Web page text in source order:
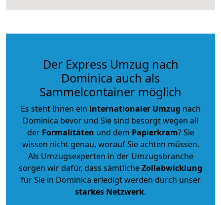
Der Express Umzug nach
Dominica auch als
Sammelcontainer möglich
Es steht Ihnen ein internationaler Umzug nach
Dominica bevor und Sie sind besorgt wegen all
der Formalitäten und dem Papierkram? Sie
wissen nicht genau, worauf Sie achten müssen.
Als Umzugsexperten in der Umzugsbranche
sorgen wir dafür, dass sämtlicheZollabwicklung
für Sie in Dominica erledigt werden durch unser
starkes Netzwerk.